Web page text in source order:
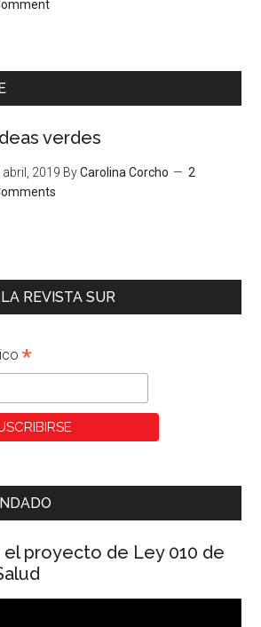
verdes
abril, 2019 ByCarolina Corcho
2
REVISTA SUR
*
el proyecto de Ley 010 de